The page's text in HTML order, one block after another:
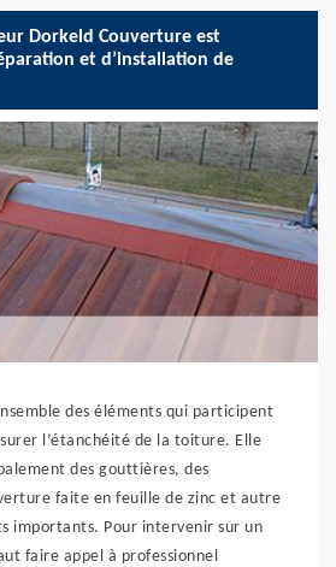
Dorkeld Couverture est
et d’installation de
des éléments qui participent
l’étanchéité de la toiture. Elle
des gouttières, des
faite en feuille de zinc et autre
importants. Pour intervenir sur un
faire appel à professionnel